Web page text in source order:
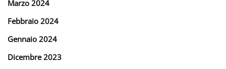
Marzo 2024
Febbraio 2024
Gennaio 2024
Dicembre 2023